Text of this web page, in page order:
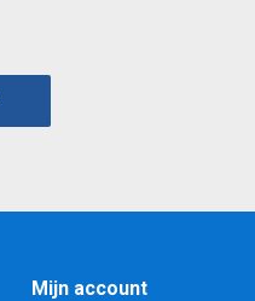
Mijn account